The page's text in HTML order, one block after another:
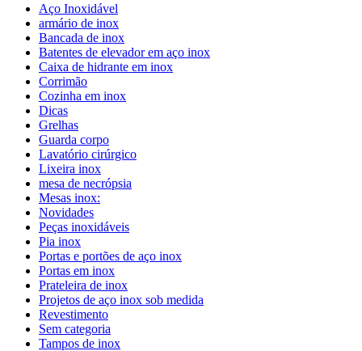
Aço Inoxidável
armário de inox
Bancada de inox
Batentes de elevador em aço inox
Caixa de hidrante em inox
Corrimão
Cozinha em inox
Dicas
Grelhas
Guarda corpo
Lavatório cirúrgico
Lixeira inox
mesa de necrópsia
Mesas inox:
Novidades
Peças inoxidáveis
Pia inox
Portas e portões de aço inox
Portas em inox
Prateleira de inox
Projetos de aço inox sob medida
Revestimento
Sem categoria
Tampos de inox